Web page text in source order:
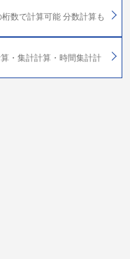
数で計算可能 分数計算も
・集計計算・時間集計計